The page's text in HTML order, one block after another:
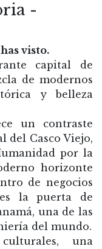
-
visto.
capital de
de modernos
y belleza
un contraste
del Casco Viejo,
por la
horizonte
de negocios
la puerta de
una de las
del mundo.
una